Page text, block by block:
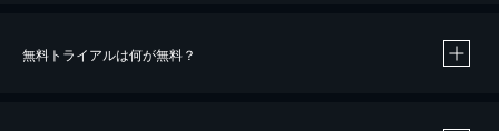
無料トライアルは何が無料？